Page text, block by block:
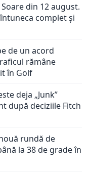
din 12 august.
complet și
de un acord
rămâne
în Golf
deja „Junk”
după deciziile Fitch
rundă de
la 38 de grade în